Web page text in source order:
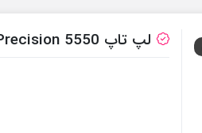
لپ تاپ Dell Precision 5550